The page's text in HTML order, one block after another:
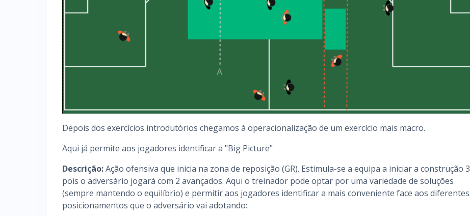
Depois dos exercícios introdutórios chegamos à operacionalização de um exercício mais macro.
Aqui já permite aos jogadores identificar a "Big Picture"
Descrição:Ação ofensiva que inicia na zona de reposição (GR). Estimula-se a equipa a iniciar a construção 3
pois o adversário jogará com 2 avançados. Aqui o treinador pode optar por uma variedade de soluções
(sempre mantendo o equilíbrio) e permitir aos jogadores identificar a mais conveniente face aos diferentes
posicionamentos que o adversário vai adotando: